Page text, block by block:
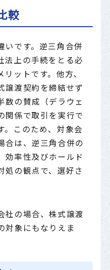
較
いです。逆三角合併
法上の手続をとる必
ットです。他方、
譲渡契約を締結せず
数の賛成（デラウェ
関係で取引を実行で
。このため、対象会
合は、逆三角合併の
効率性及びホールド
処の観点で、選好さ
社の場合、株式譲渡
対象にもなりえま